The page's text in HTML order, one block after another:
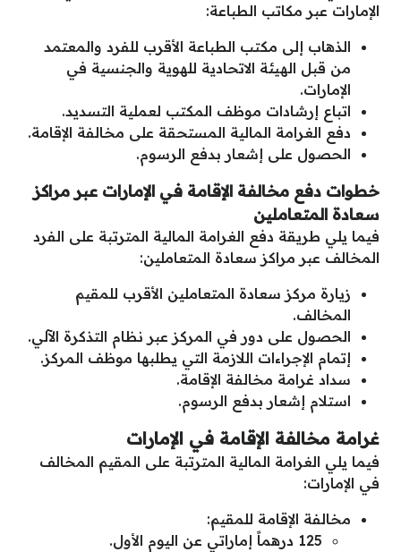
الإمارات عبر مكاتب الطباعة:
الذهاب إلى مكتب الطباعة الأقرب للفرد والمعتمد
من قبل الهيئة الاتحادية للهوية والجنسية في
الإمارات.
اتباع إرشادات موظف المكتب لعملية التسديد.
دفع الغرامة المالية المستحقة على مخالفة الإقامة.
الحصول على إشعار بدفع الرسوم.
خطوات دفع مخالفة الإقامة في الإمارات عبر مراكز
سعادة المتعاملين
فيما يلي طريقة دفع الغرامة المالية المترتبة على الفرد
المخالف عبر مراكز سعادة المتعاملين:
زيارة مركز سعادة المتعاملين الأقرب للمقيم
المخالف.
الحصول على دور في المركز عبر نظام التذكرة الآلي.
إتمام الإجراءات اللازمة التي يطلبها موظف المركز.
سداد غرامة مخالفة الإقامة.
استلام إشعار بدفع الرسوم.
غرامة مخالفة الإقامة في الإمارات
فيما يلي الغرامة المالية المترتبة على المقيم المخالف
في الإمارات:
مخالفة الإقامة للمقيم:
125 درهماً إماراتي عن اليوم الأول.